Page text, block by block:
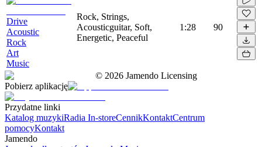
Drive
Acoustic
Rock
Art
Music
Rock, Strings,
Acousticguitar, Soft,
Energetic, Peaceful
1:28 90
© 2026 Jamendo Licensing
Pobierz aplikację
Przydatne linki
Katalog muzykiRadia In-storeCennikKontaktCentrum
pomocyKontakt
Jamendo